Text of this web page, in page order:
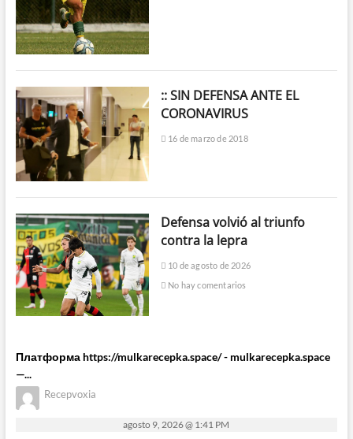
:: SIN DEFENSA ANTE EL
CORONAVIRUS
16 de marzo de 2018
Defensa volvió al triunfo
contra la lepra
10 de agosto de 2026
No hay comentarios
Платформа https://mulkarecepka.space/ - mulkarecepka.space
—...
Recepvoxia
agosto 9, 2026 @ 1:41 PM